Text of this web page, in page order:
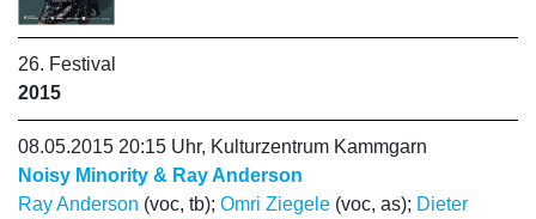
26. Festival
2015
08.05.2015 20:15 Uhr, Kulturzentrum Kammgarn
Noisy Minority & Ray Anderson
Ray Anderson (voc, tb); Omri Ziegele (voc, as); Dieter